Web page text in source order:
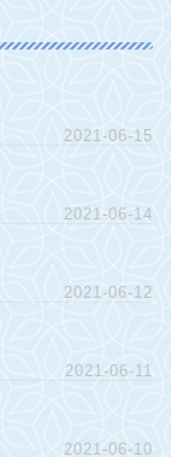
2021-06-15
2021-06-14
2021-06-12
2021-06-11
2021-06-10